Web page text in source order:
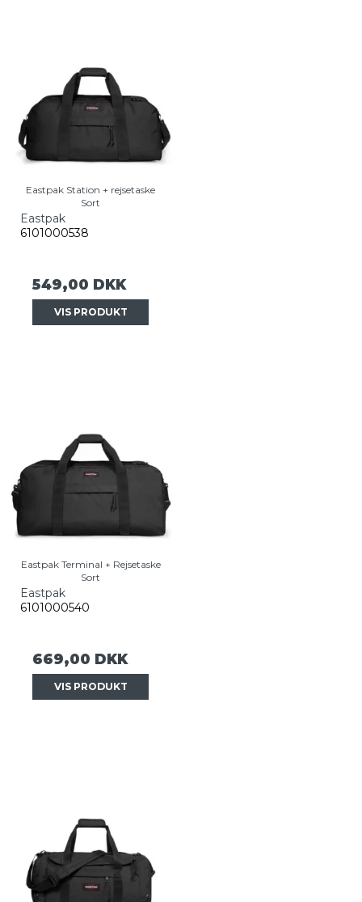
Eastpak Station + rejsetaske
Sort
Eastpak
6101000538
549,00 DKK
VIS PRODUKT
Eastpak Terminal + Rejsetaske
Sort
Eastpak
6101000540
669,00 DKK
VIS PRODUKT